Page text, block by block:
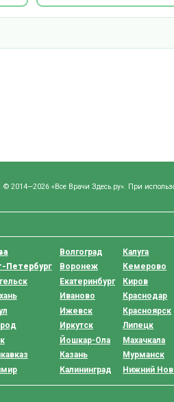
© 2014—2026 «Все Врачи Здесь.ру». При
Петербург
Волгоград
Воронеж
Екатеринбург
Иваново
Ижевск
Иркутск
Йошкар-Ола
Казань
Калининград
Калуга
Кемерово
Киров
Краснодар
Красноярск
Липецк
Махачкала
Мурманск
Нижний